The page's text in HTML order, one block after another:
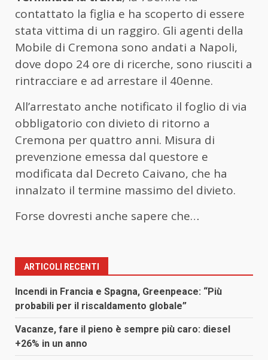
contattato la figlia e ha scoperto di essere
stata vittima di un raggiro. Gli agenti della
Mobile di Cremona sono andati a Napoli,
dove dopo 24 ore di ricerche, sono riusciti a
rintracciare e ad arrestare il 40enne.
All’arrestato anche notificato il foglio di via
obbligatorio con divieto di ritorno a
Cremona per quattro anni. Misura di
prevenzione emessa dal questore e
modificata dal Decreto Caivano, che ha
innalzato il termine massimo del divieto.
Forse dovresti anche sapere che…
ARTICOLI RECENTI
Incendi in Francia e Spagna, Greenpeace: “Più
probabili per il riscaldamento globale”
Vacanze, fare il pieno è sempre più caro: diesel
+26% in un anno